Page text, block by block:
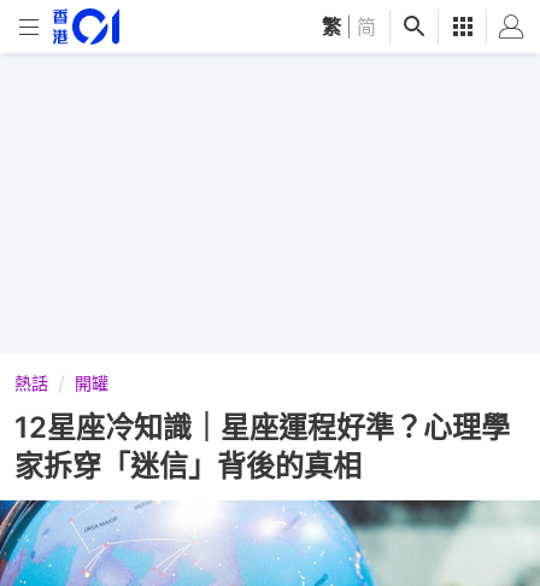
繁 简
熱話 開罐
12星座冷知識｜星座運程好準？心理學
家拆穿「迷信」背後的真相